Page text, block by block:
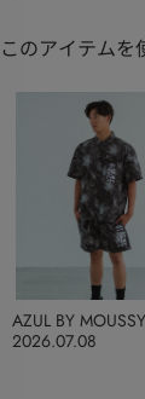
このアイテムを
2026.07.08
AZUL BY MOUSSY